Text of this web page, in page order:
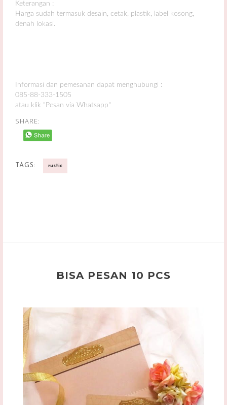
Keterangan :
Harga sudah termasuk desain, cetak, plastik, label kosong,
denah lokasi.
Informasi dan pemesanan dapat menghubungi :
085-88-333-1505
atau klik "Pesan via Whatsapp"
SHARE:
TAGS: rustic
BISA PESAN 10 PCS